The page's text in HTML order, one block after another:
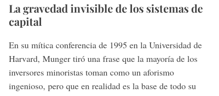
La gravedad invisible de los sistemas de
capital
En su mítica conferencia de 1995 en la Universidad de
Harvard, Munger tiró una frase que la mayoría de los
inversores minoristas toman como un aforismo
ingenioso, pero que en realidad es la base de todo su